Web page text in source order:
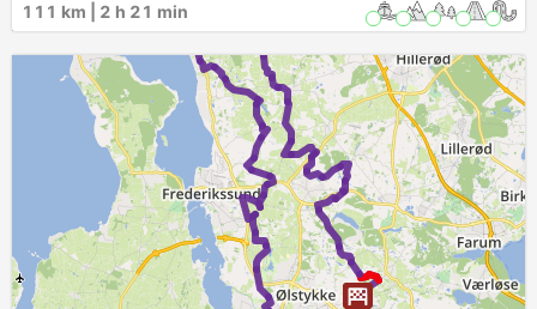
111 km | 2 h 21 min